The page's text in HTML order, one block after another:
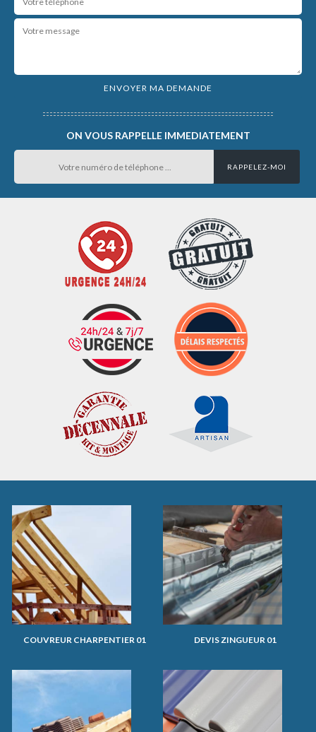
ON VOUS RAPPELLE IMMEDIATEMENT
COUVREUR CHARPENTIER 01 DEVIS ZINGUEUR 01